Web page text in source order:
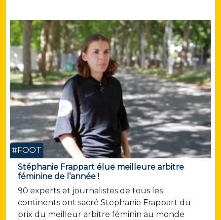
#FOOT
Stéphanie Frappart élue meilleure arbitre
féminine de l’année !
90 experts et journalistes de tous les
continents ont sacré Stephanie Frappart du
prix du meilleur arbitre féminin au monde